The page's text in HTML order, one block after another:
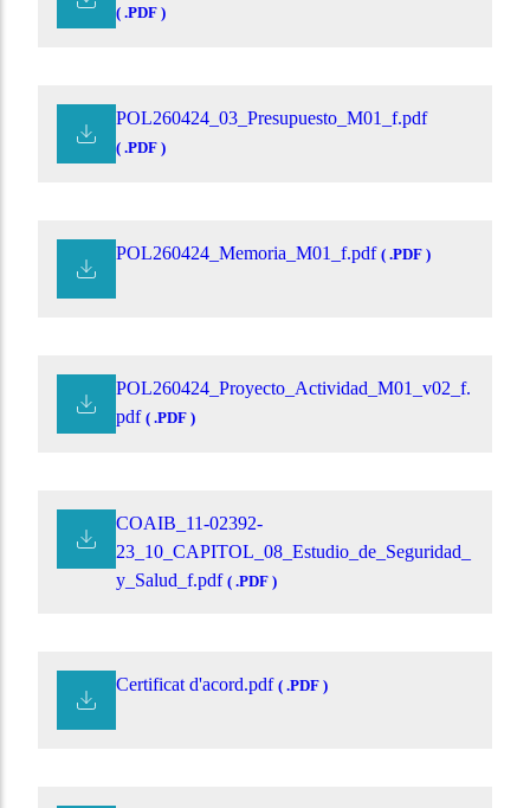
( .PDF )
POL260424_03_Presupuesto_M01_f.pdf
( .PDF )
POL260424_Memoria_M01_f.pdf ( .PDF )
POL260424_Proyecto_Actividad_M01_v02_f.
pdf ( .PDF )
COAIB_11-02392-
23_10_CAPITOL_08_Estudio_de_Seguridad_
y_Salud_f.pdf ( .PDF )
Certificat d'acord.pdf ( .PDF )